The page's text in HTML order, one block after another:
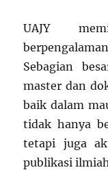
UAJY
Sebagian
master dan
baik dalam
tidak hanya
tetapi juga
publikasi